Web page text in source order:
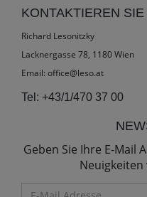
KONTAKTIEREN SIE
Richard Lesonitzky
Lacknergasse 78, 1180 Wien
Email: office@leso.at
Tel: +43/1/470 37 00
Geben Sie Ihre E-Mail